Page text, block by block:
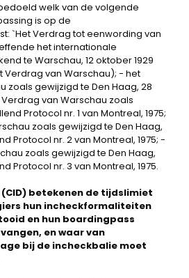
welk van de volgende
is op de
`Het Verdrag tot eenwording van
het internationale
te Warschau, 12 oktober 1929
Verdrag van Warschau); - het
zoals gewijzigd te Den Haag, 28
van Warschau zoals
Protocol nr. 1 van Montreal, 1975;
zoals gewijzigd te Den Haag,
Protocol nr. 2 van Montreal, 1975; -
zoals gewijzigd te Den Haag,
Protocol nr. 3 van Montreal, 1975.
betekenen de tijdslimiet
hun incheckformaliteiten
en hun boardingpass
en waar van
bij de incheckbalie moet